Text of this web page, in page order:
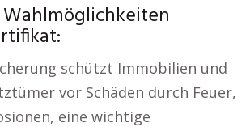
schützt Immobilien und
vor Schäden durch Feuer,
eine wichtige